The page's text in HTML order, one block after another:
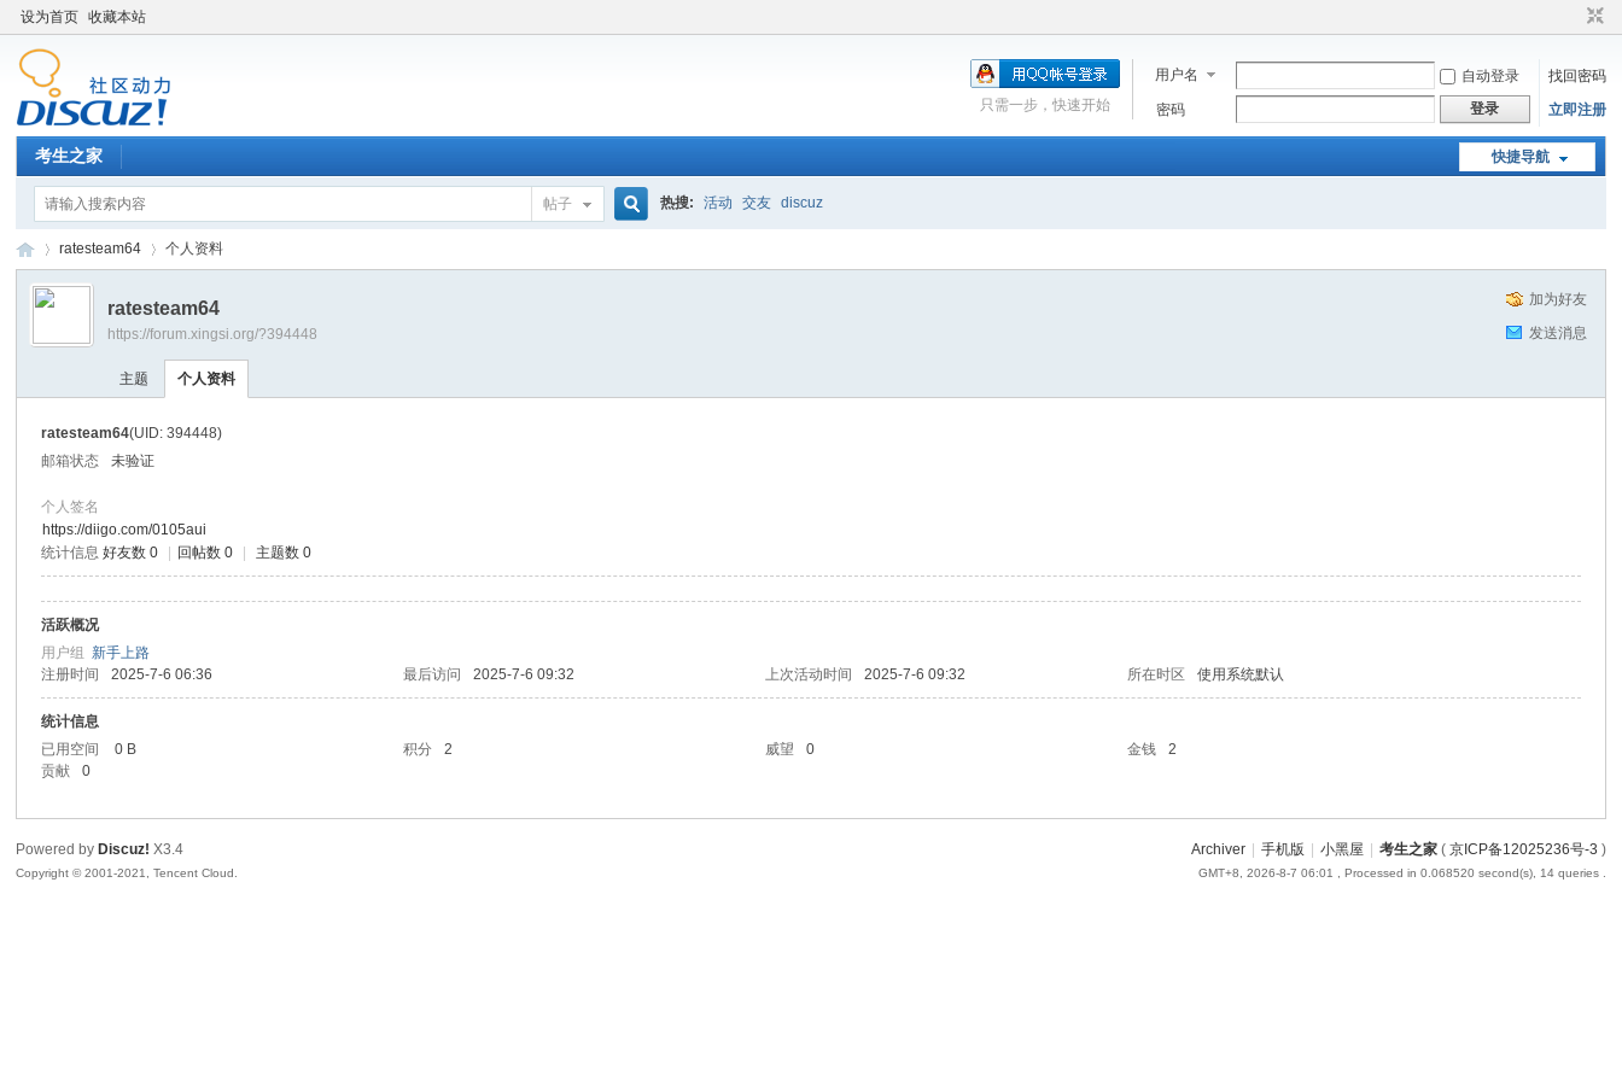
设为首页 收藏本站
用户名 自动登录
找回密码
密码
登录 立即注册
只需一步，快速开始
快捷导航
考生之家
帖子 热搜: 活动 交友 discuz
›
ratesteam64 个人资料
加为好友
发送消息
ratesteam64
https://forum.xingsi.org/?394448
主题 个人资料
ratesteam64(UID: 394448)
邮箱状态
未验证
个人签名
https://diigo.com/0105aui
统计信息 好友数 0 回帖数 0 主题数 0
活跃概况
用户组新手上路
注册时间
2025-7-6 06:36 最后访问 2025-7-6 09:32 上次活动时间 2025-7-6 09:32 所在时区 使用系统默认
统计信息
已用空间
0 B 积分 2 威望 0 金钱
2
贡献
0
Archiver 手机版 小黑屋 考生之家( 京ICP备12025236号-3 )
GMT+8, 2026-8-7 06:01 , Processed in 0.068520 second(s), 14 queries .
Powered by Discuz! X3.4
Copyright © 2001-2021, Tencent Cloud.